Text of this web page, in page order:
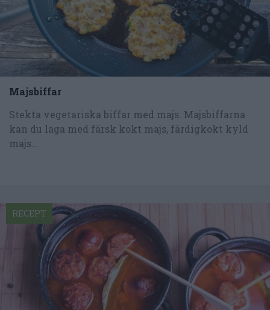
Majsbiffar
Stekta vegetariska biffar med majs. Majsbiffarna
kan du laga med färsk kokt majs, färdigkokt kyld
majs...
RECEPT